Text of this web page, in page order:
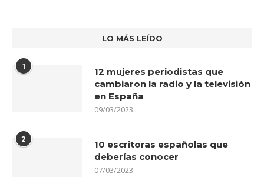
LO MÁS LEÍDO
1
12 mujeres periodistas que
cambiaron la radio y la televisión
en España
09/03/2023
2
10 escritoras españolas que
deberías conocer
07/03/2023